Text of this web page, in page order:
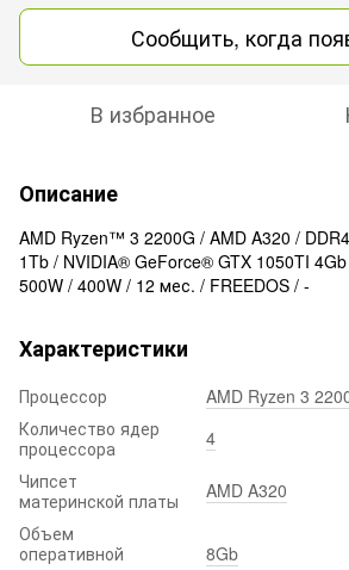
Сообщить, когда
В избранное
Описание
AMD Ryzen™ 3 2200G / AMD A320 /
1Tb / NVIDIA® GeForce® GTX 1050TI
500W / 400W / 12 мес. / FREEDOS / -
Характеристики
Процессор
AMD Ryzen 3
Количество ядер
процессора
4
Чипсет
материнской платы
AMD A320
Объем
оперативной
8Gb